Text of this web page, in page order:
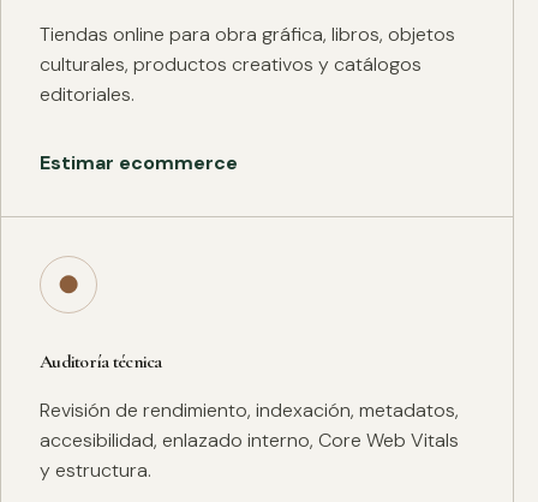
Tiendas online para obra gráfica, libros, objetos
culturales, productos creativos y catálogos
editoriales.
Estimar ecommerce
●
Auditoría técnica
Revisión de rendimiento, indexación, metadatos,
accesibilidad, enlazado interno, Core Web Vitals
y estructura.